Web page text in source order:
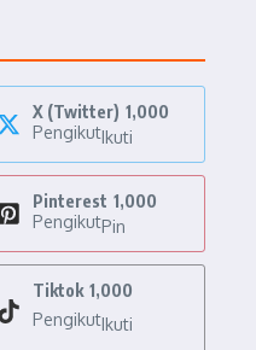
X (Twitter) 1,000
PengikutIkuti
Pinterest 1,000
PengikutPin
Tiktok 1,000
PengikutIkuti